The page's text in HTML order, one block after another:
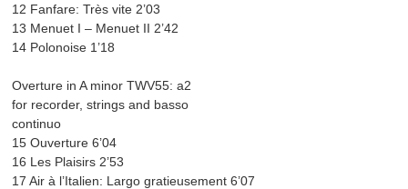
12 Fanfare: Très vite 2’03
13 Menuet I – Menuet II 2’42
14 Polonoise 1’18
Overture in A minor TWV55: a2
for recorder, strings and basso
continuo
15 Ouverture 6’04
16 Les Plaisirs 2’53
17 Air à l’Italien: Largo gratieusement 6’07